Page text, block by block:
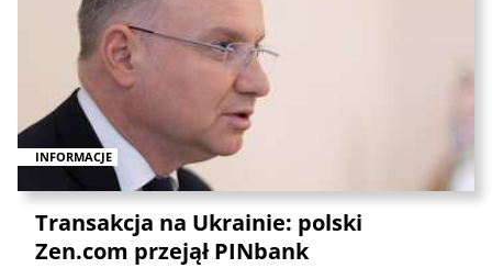
INFORMACJE
Transakcja na Ukrainie: polski
Zen.com przejął PINbank